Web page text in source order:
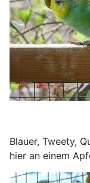
Blauer, Tweety,
hier an einem